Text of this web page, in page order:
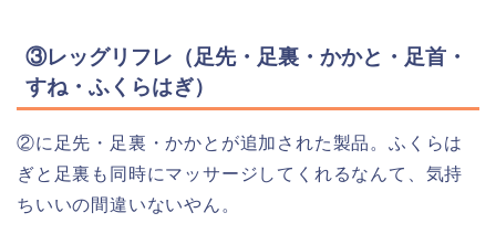
③レッグリフレ（足先・足裏・かかと・足首・
すね・ふくらはぎ）
②に足先・足裏・かかとが追加された製品。ふくらは
ぎと足裏も同時にマッサージしてくれるなんて、気持
ちいいの間違いないやん。